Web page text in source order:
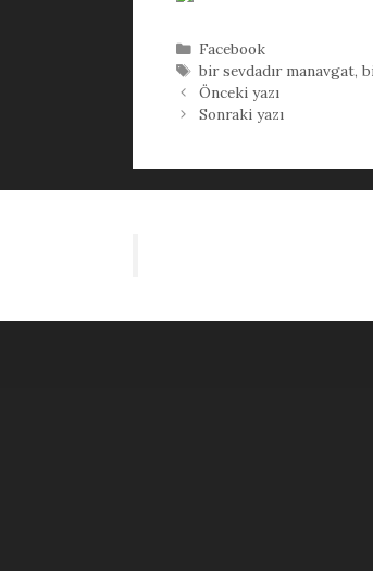
Kategoriler
Facebook
Etiketler
bir sevdadır manavgat,
Önceki yazı
Sonraki yazı